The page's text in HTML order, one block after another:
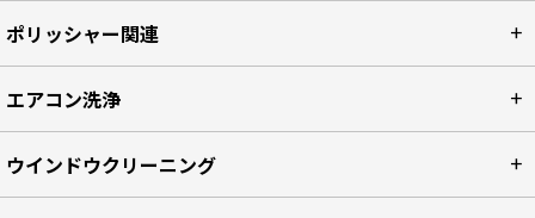
ポリッシャー関連
エアコン洗浄
ウインドウクリーニング